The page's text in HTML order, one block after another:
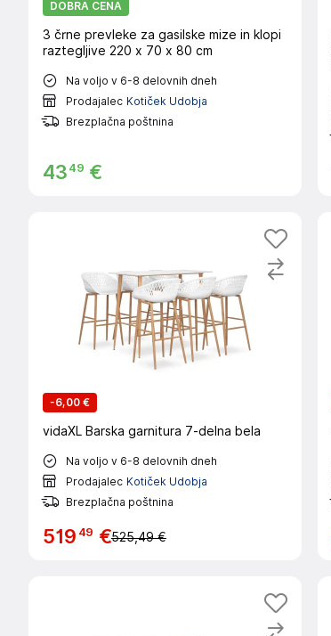
DOBRA CENA
3 črne prevleke za gasilske mize in klopi
raztegljive 220 x 70 x 80 cm
Na voljo v 6-8 delovnih dneh
Prodajalec Kotiček Udobja
Brezplačna poštnina
4349 €
-6,00 €
vidaXL Barska garnitura 7-delna bela
Na voljo v 6-8 delovnih dneh
Prodajalec Kotiček Udobja
Brezplačna poštnina
519 49 €525,49 €